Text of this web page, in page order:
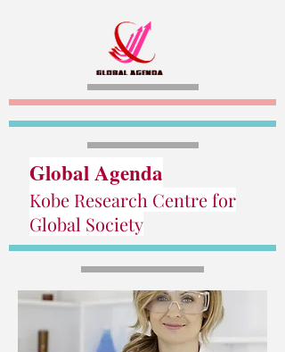
Global Agenda
Kobe Research Centre for
Global Society